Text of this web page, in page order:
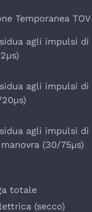
Temporanea TOV
agli impulsi di
agli impulsi di
agli impulsi di
(30/75µs)
totale
(secco)